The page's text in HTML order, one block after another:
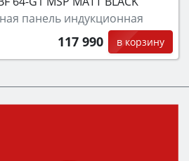
панель индукционная
117 990 в корзину